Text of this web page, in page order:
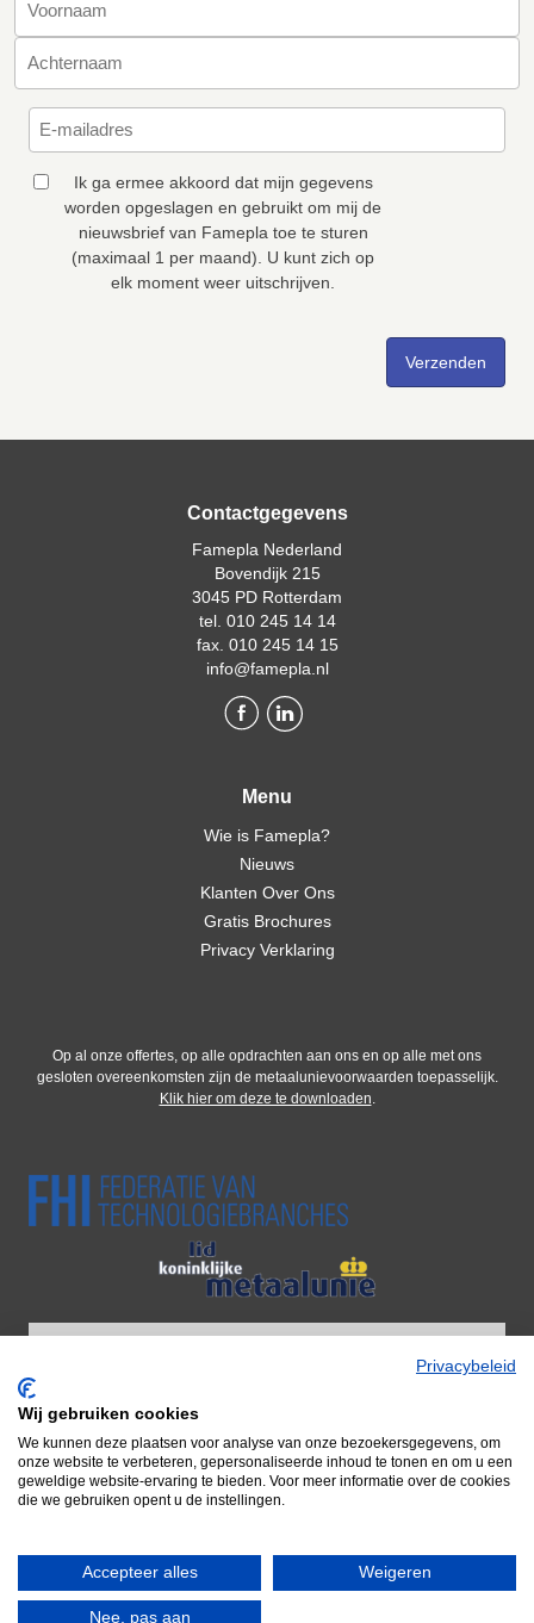
Ik ga ermee akkoord dat mijn gegevens
worden opgeslagen en gebruikt om mij de
nieuwsbrief van Famepla toe te sturen
(maximaal 1 per maand). U kunt zich op
elk moment weer uitschrijven.
Contactgegevens
Famepla Nederland
Bovendijk 215
3045 PD Rotterdam
tel. 010 245 14 14
fax. 010 245 14 15
info@famepla.nl
Menu
Wie is Famepla?
Nieuws
Klanten Over Ons
Gratis Brochures
Privacy Verklaring
Op al onze offertes, op alle opdrachten aan ons en op alle met ons
gesloten overeenkomsten zijn de metaalunievoorwaarden toepasselijk.
Klik hier om deze te downloaden.
Wij zijn onderdeel van Adiform BV
Door naar Adiform
© 2026 Famepla Nederland
Privacybeleid
Wij gebruiken cookies
We kunnen deze plaatsen voor analyse van onze bezoekersgegevens, om
onze website te verbeteren, gepersonaliseerde inhoud te tonen en om u een
geweldige website-ervaring te bieden. Voor meer informatie over de cookies
die we gebruiken opent u de instellingen.
Accepteer alles Weigeren
Nee, pas aan